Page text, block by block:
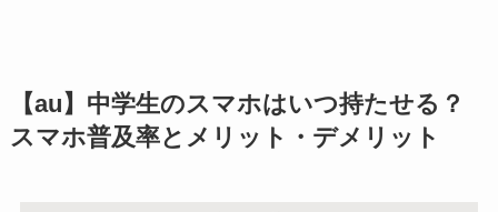
【au】中学生のスマホはいつ持たせる？
スマホ普及率とメリット・デメリット